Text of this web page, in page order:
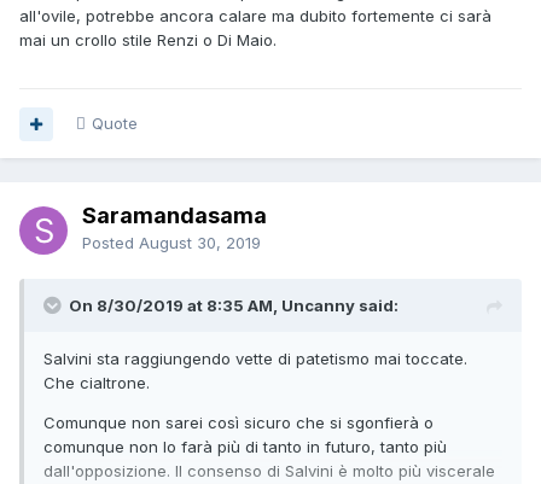
all'ovile, potrebbe ancora calare ma dubito fortemente ci sarà
mai un crollo stile Renzi o Di Maio.
Quote
Saramandasama
Posted August 30, 2019
On 8/30/2019 at 8:35 AM, Uncanny said:
Salvini sta raggiungendo vette di patetismo mai toccate.
Che cialtrone.
Comunque non sarei così sicuro che si sgonfierà o
comunque non lo farà più di tanto in futuro, tanto più
dall'opposizione. Il consenso di Salvini è molto più viscerale